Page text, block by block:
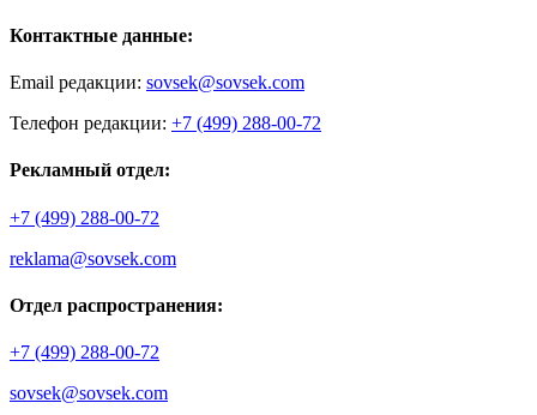
Контактные данные:
Email редакции: sovsek@sovsek.com
Телефон редакции: +7 (499) 288-00-72
Рекламный отдел:
+7 (499) 288-00-72
reklama@sovsek.com
Отдел распространения:
+7 (499) 288-00-72
sovsek@sovsek.com